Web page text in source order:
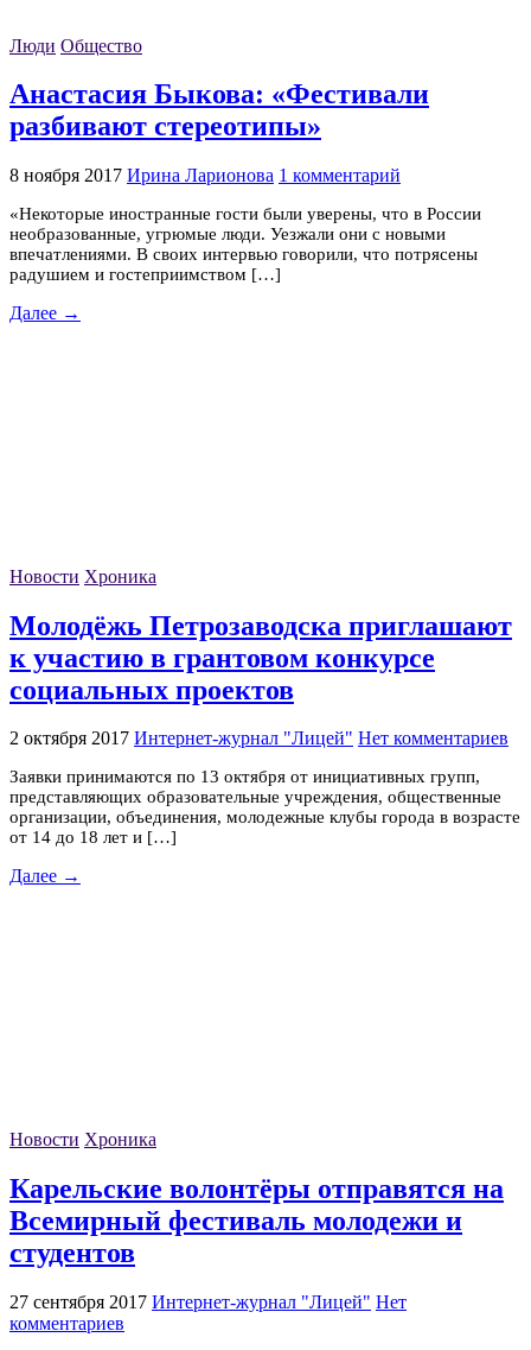
Люди Общество
Анастасия Быкова: «Фестивали
разбивают стереотипы»
8 ноября 2017 Ирина Ларионова 1 комментарий
«Некоторые иностранные гости были уверены, что в России
необразованные, угрюмые люди. Уезжали они с новыми
впечатлениями. В своих интервью говорили, что потрясены
радушием и гостеприимством […]
Далее →
Новости Хроника
Молодёжь Петрозаводска приглашают
к участию в грантовом конкурсе
социальных проектов
2 октября 2017 Интернет-журнал "Лицей" Нет комментариев
Заявки принимаются по 13 октября от инициативных групп,
представляющих образовательные учреждения, общественные
организации, объединения, молодежные клубы города в возрасте
от 14 до 18 лет и […]
Далее →
Новости Хроника
Карельские волонтёры отправятся на
Всемирный фестиваль молодежи и
студентов
27 сентября 2017 Интернет-журнал "Лицей" Нет
комментариев